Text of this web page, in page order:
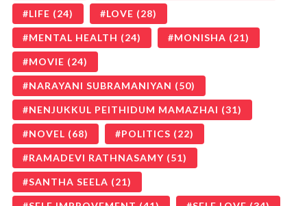
LIFE (24) LOVE (28)
MENTAL HEALTH (24) MONISHA (21)
MOVIE (24)
NARAYANI SUBRAMANIYAN (50)
NENJUKKUL PEITHIDUM MAMAZHAI (31)
NOVEL (68) POLITICS (22)
RAMADEVI RATHNASAMY (51)
SANTHA SEELA (21)